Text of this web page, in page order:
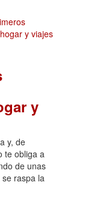
y
y, de
te obliga a
de unas
raspa la